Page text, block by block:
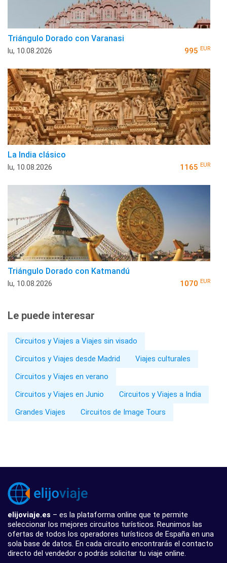
Triángulo Dorado con Varanasi
lu, 10.08.2026 995 EUR
La India clásico
lu, 10.08.2026 1165 EUR
Triángulo Dorado con Katmandú
lu, 10.08.2026 1070 EUR
Le puede interesar
Circuitos y Viajes a Viajes sin visado
Circuitos y Viajes desde Madrid
Viajes culturales
Circuitos y Viajes en verano
Circuitos y Viajes en Junio
Circuitos y Viajes a India
Grandes Viajes
Circuitos de Image Tours
elijoviaje.es – es la plataforma online que te permite
seleccionar los mejores circuitos turísticos. Reunimos las
ofertas de todos los operadores turísticos de España en una
sola base de datos. En cada circuito encontrarás el contacto
directo del vendedor o podrás solicitar tu viaje online.